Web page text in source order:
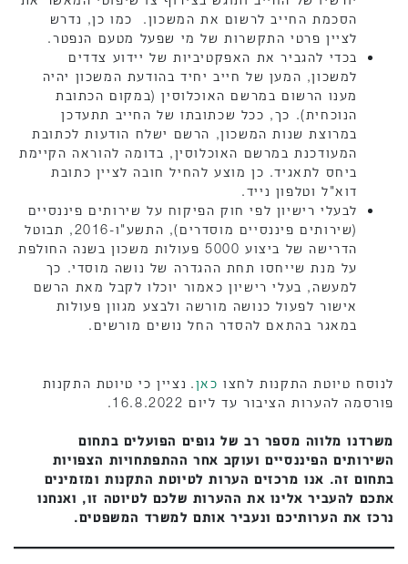
הסכמת החייב לרשום את המשכון. כמו כן, נדרש
לציין פרטי התקשרות של מי שפעל מטעם הנפטר.
בכדי להגביר את האפקטיביות של יידוע צדדים
למשכון, המען של חייב יחיד בהודעת המשכון יהיה
מענו הרשום במרשם האוכלוסין (במקום הכתובת
הנוכחית). כך, ככל שכתובתו של החייב תתעדכן
במרוצת שנות המשכון, הרשם ישלח הודעות לכתובת
המעודכנת במרשם האוכלוסין, בדומה להוראה הקיימת
ביחס לתאגיד. כן מוצע להחיל חובה לציין כתובת
דוא"ל וטלפון נייד.
לבעלי רישיון לפי חוק הפיקוח על שירותים פיננסיים
(שירותים פיננסיים מוסדרים), התשע"ו-2016, תבוטל
הדרישה של ביצוע 5000 פעולות משכון בשנה החולפת
על מנת שייחסו תחת ההגדרה של נושה מוסדי. כך
למעשה, בעלי רישיון כאמור יוכלו לקבל מאת הרשם
אישור לפעול כנושה מורשה ולבצע מגוון פעולות
במאגר בהתאם להסדר החל נושים מורשים.
לנוסח טיוטת התקנות לחצו כאן. ​​​​​נציין כי טיוטת התקנות
פורסמה להערות הציבור עד ליום 16.8.2022.
משרדנו מלווה מספר רב של גופים הפועלים בתחום
השירותים הפיננסיים ועוקב אחר ההתפתחויות הצפויות
בתחום זה. אנו מרכזים הערות לטיוטת התקנות ומזמינים
אתכם להעביר אלינו את ההערות שלכם לטיוטה זו, ואנחנו
נרכז את הערותיכם ונעביר אותם למשרד המשפטים.